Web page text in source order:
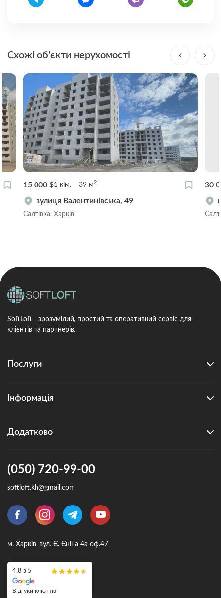
Схожі об'єкти нерухомості
15 000 $1 кім. 39 м2
вулиця Валентинівська, 49
Салтівка, Харків
30
SoftLoft - зрозумілий, простий та оперативний сервіс для
клієнтів та партнерів.
Послуги
Інформація
Додатково
(050) 720-99-00
softloft.kh@gmail.com
м. Харків, вул. Є. Єніна 4а оф.47
4.8 з 5
Відгуки клієнтів